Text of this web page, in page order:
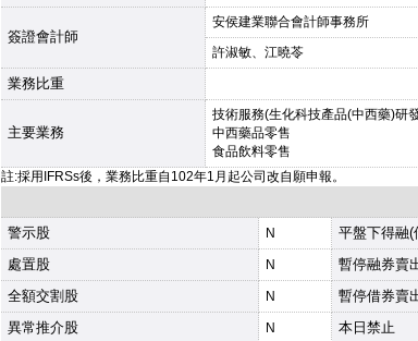
簽證會計師
安侯建業聯合會計師事務所
許淑敏、江曉苓
業務比重
主要業務
技術服務(生化科技產品(中西藥)研
中西藥品零售
食品飲料零售
註:採用IFRSs後，業務比重自102年1月起公司改自願申報。
警示股
N 平盤下得融(
處置股 N 暫停融券賣
全額交割股 N 暫停借券賣
異常推介股 N 本日禁止